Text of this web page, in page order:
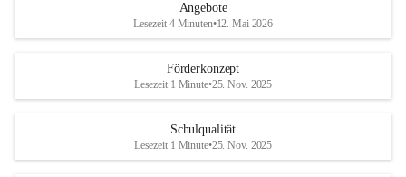
Angebote
Lesezeit 4 Minuten•12. Mai 2026
Förderkonzept
Lesezeit 1 Minute•25. Nov. 2025
Schulqualität
Lesezeit 1 Minute•25. Nov. 2025